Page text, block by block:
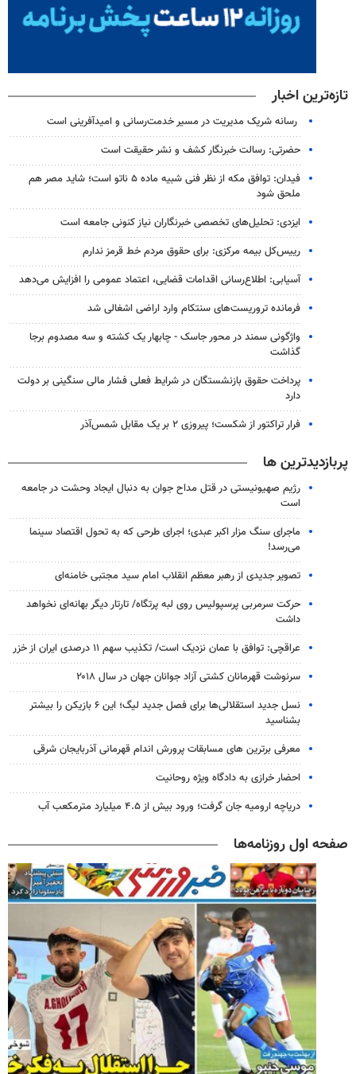
تازه‌ترین اخبار
رسانه شریک مدیریت در مسیر خدمت‌رسانی و امیدآفرینی است
حضرتی: رسالت خبرنگار کشف و نشر حقیقت است
فیدان: توافق مکه از نظر فنی شبیه ماده ۵ ناتو است؛ شاید مصر هم
ملحق شود
ایزدی: تحلیل‌های تخصصی خبرنگاران نیاز کنونی جامعه است
رییس‌کل بیمه مرکزی: برای حقوق مردم خط قرمز ندارم
آسیابی: اطلاع‌رسانی اقدامات قضایی، اعتماد عمومی را افزایش می‌دهد
فرمانده تروریست‌های سنتکام وارد اراضی اشغالی شد
واژگونی سمند در محور جاسک - چابهار یک کشته و سه مصدوم برجا
گذاشت
پرداخت حقوق بازنشستگان در شرایط فعلی فشار مالی سنگینی بر دولت
دارد
فرار تراکتور از شکست؛ پیروزی ۲ بر یک مقابل شمس‌آذر
پربازدیدترین ها
رژیم صهیونیستی در قتل مداح جوان به دنبال ایجاد وحشت در جامعه
است
ماجرای سنگ مزار اکبر عبدی؛ اجرای طرحی که به تحول اقتصاد سینما
می‌رسد!
تصویر جدیدی از رهبر معظم انقلاب امام سید مجتبی خامنه‌ای
حرکت سرمربی پرسپولیس روی لبه پرتگاه/ تارتار دیگر بهانه‌ای نخواهد
داشت
عراقچی: توافق با عمان نزدیک است/ تکذیب سهم ۱۱ درصدی ایران از خزر
سرنوشت قهرمانان کشتی آزاد جوانان جهان در سال ۲۰۱۸
نسل جدید استقلالی‌ها برای فصل جدید لیگ؛ این ۶ بازیکن را بیشتر
بشناسید
معرفی برترین های مسابقات پرورش اندام قهرمانی آذربایجان شرقی
احضار خرازی به دادگاه ویژه روحانیت
دریاچه ارومیه جان گرفت؛ ورود بیش از ۴.۵ میلیارد مترمکعب آب
صفحه اول روزنامه‌ها